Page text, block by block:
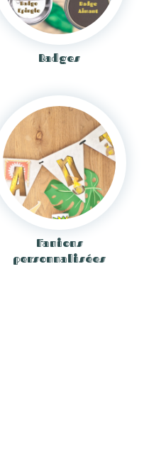
Badges
Fanions
personnalisées